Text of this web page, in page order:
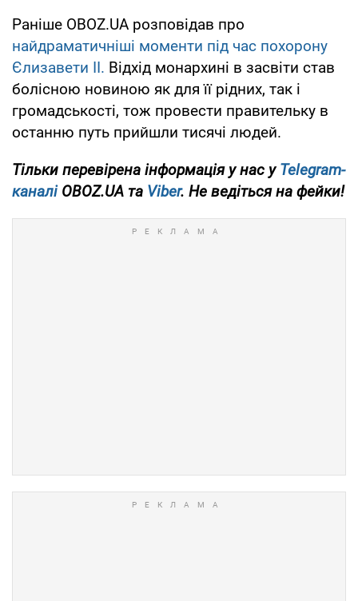
Раніше OBOZ.UA розповідав про
найдраматичніші моменти під час похорону
Єлизавети ІІ. Відхід монархині в засвіти став
болісною новиною як для її рідних, так і
громадськості, тож провести правительку в
останню путь прийшли тисячі людей.
Тільки перевірена інформація у нас уTelegram-
каналіOBOZ.UA та Viber. Не ведіться на фейки!